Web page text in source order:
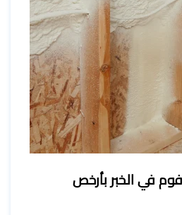
في الخبر بأرخص